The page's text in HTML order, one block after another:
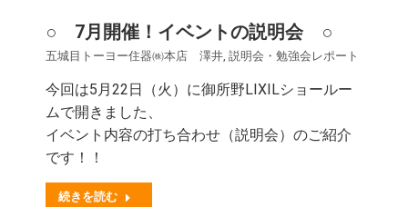
○ 7月開催！イベントの説明会 ○
五城目トーヨー住器㈱本店 澤井, 説明会・勉強会レポート
今回は5月22日（火）に御所野LIXILショールー
ムで開きました、
イベント内容の打ち合わせ（説明会）のご紹介
です！！
続きを読む